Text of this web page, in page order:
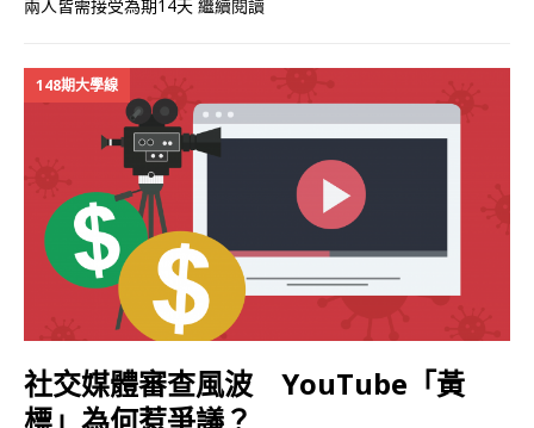
兩人皆需接受為期14天 繼續閱讀
148期大學線
社交媒體審查風波 YouTube「黃